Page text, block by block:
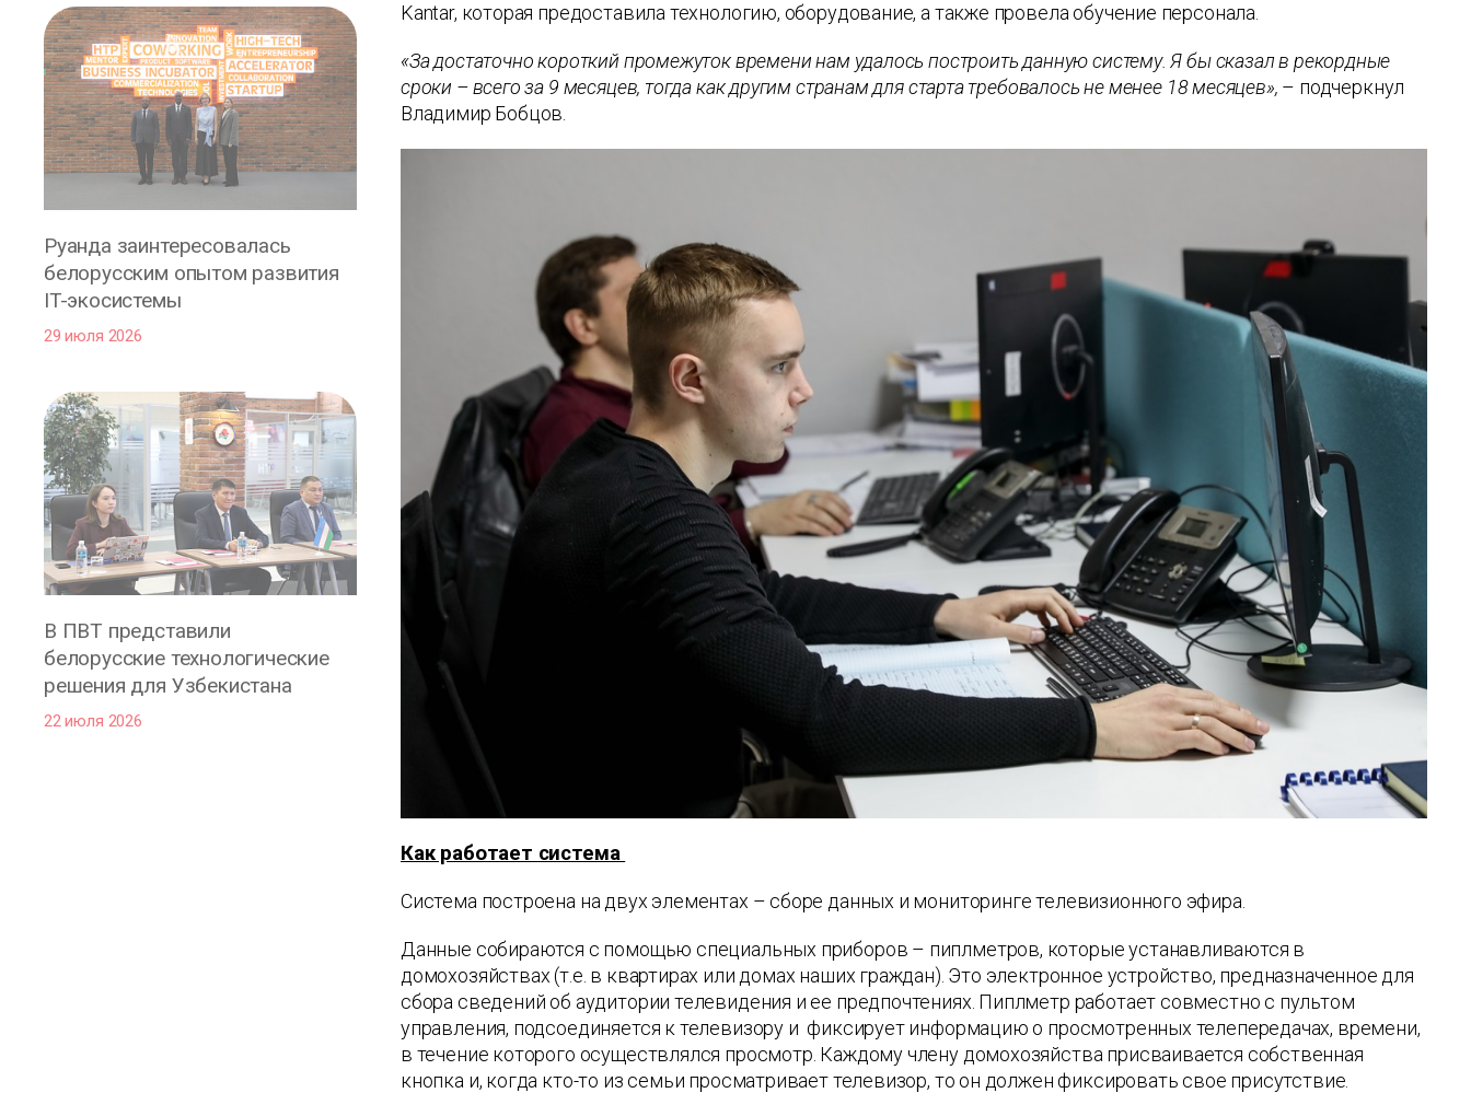
Руанда заинтересовалась
белорусским опытом развития
IT-экосистемы
29 июля 2026
В ПВТ представили
белорусские технологические
решения для Узбекистана
22 июля 2026
Kantar, которая предоставила технологию, оборудование, а также провела обучение персонала.
«За достаточно короткий промежуток времени нам удалось построить данную систему. Я бы сказал в рекордные
сроки – всего за 9 месяцев, тогда как другим странам для старта требовалось не менее 18 месяцев», – подчеркнул
Владимир Бобцов.
Как работает система
Система построена на двух элементах – сборе данных и мониторинге телевизионного эфира.
Данные собираются с помощью специальных приборов – пиплметров, которые устанавливаются в
домохозяйствах (т.е. в квартирах или домах наших граждан). Это электронное устройство, предназначенное для
сбора сведений об аудитории телевидения и ее предпочтениях. Пиплметр работает совместно с пультом
управления, подсоединяется к телевизору и фиксирует информацию о просмотренных телепередачах, времени,
в течение которого осуществлялся просмотр. Каждому члену домохозяйства присваивается собственная
кнопка и, когда кто-то из семьи просматривает телевизор, то он должен фиксировать свое присутствие.